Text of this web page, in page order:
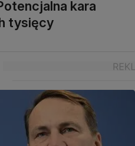
kara
tysięcy